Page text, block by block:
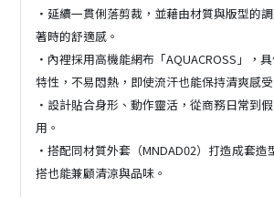
・延續一貫俐落剪裁，並藉由材質與版型的
著時的舒適感。
・內裡採用高機能網布「AQUACROSS」，
特性，不易悶熱，即使流汗也能保持清爽感受
・設計貼合身形、動作靈活，從商務日常到
用。
・搭配同材質外套（MNDAD02）打造成套造
搭也能兼顧清涼與品味。